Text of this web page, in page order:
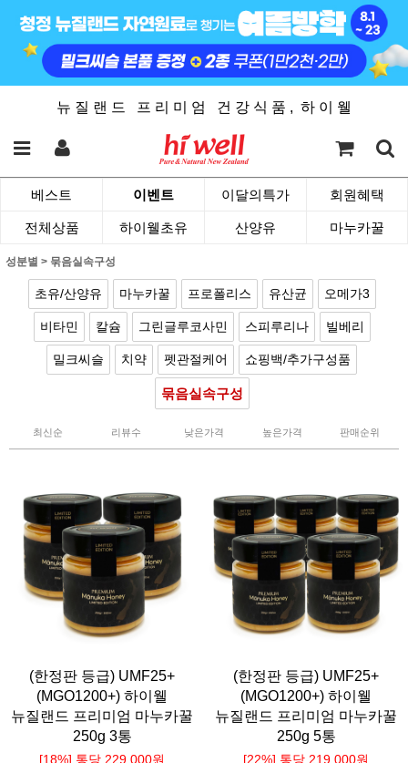
뉴 질 랜 드 프 리 미 엄 건 강 식 품 , 하 이 웰
베스트 이벤트 이달의특가 회원혜택
전체상품 하이웰초유 산양유 마누카꿀
성분별 > 묶음실속구성
초유/산양유 마누카꿀 프로폴리스 유산균 오메가3
비타민 칼슘 그린글루코사민 스피루리나 빌베리
밀크씨슬 치약 펫관절케어 쇼핑백/추가구성품
묶음실속구성
최신순 리뷰수 낮은가격 높은가격 판매순위
(한정판 등급) UMF25+
(MGO1200+) 하이웰
뉴질랜드 프리미엄 마누카꿀
250g 3통
[18%] 통당 229,000원
(한정판 등급) UMF25+
(MGO1200+) 하이웰
뉴질랜드 프리미엄 마누카꿀
250g 5통
[22%] 통당 219,000원